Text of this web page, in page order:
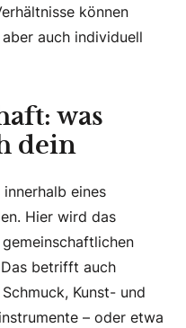
können
auch individuell
was
dein
eines
Hier wird das
betrifft auch
Kunst- und
– oder etwa